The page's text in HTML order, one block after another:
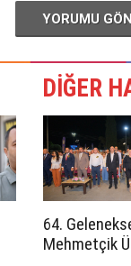
YORUMU
DİĞER
64.
Mehmetçik